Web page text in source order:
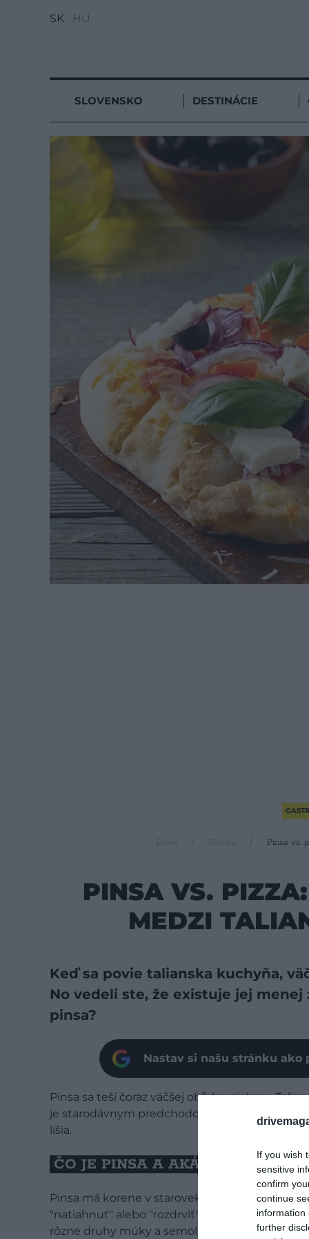
If you wish
sensitive
confirm
continue
information
further
SK HU
SLOVENSKO DESTINÁCIE
Drive Gastro Pinsa vs.
PINSA VS.
MEDZI
Keď sa povie talianska kuchyňa,
No vedeli ste, že existuje jej
pinsa?
Nastav si našu stránku ako
Pinsa sa teší čoraz väčšej obľube nielen v
je starodávnym predchodcom klasickej pizze,
líšia.
ČO JE PINSA A AKÁ JE JEJ
Pinsa má korene v starovekom Ríme. Slovo
"natiahnuť" alebo "rozdrviť", čo opisuje
rôzne druhy múky a semolinu na prípravu